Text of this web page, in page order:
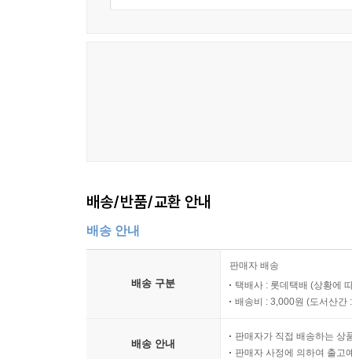
배송/반품/교환 안내
배송 안내
배송 구분
판매자 배송
택배사 : 롯데택배 (상황에
배송비 : 3,000원 (도서산간
배송 안내
판매자가 직접 배송하는 상
판매자 사정에 의하여 출고